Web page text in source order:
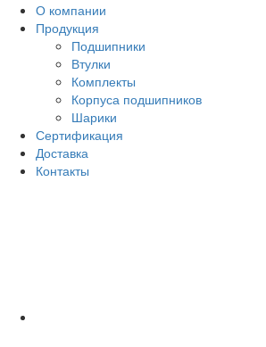
О компании
Продукция
Подшипники
Втулки
Комплекты
Корпуса подшипников
Шарики
Сертификация
Доставка
Контакты